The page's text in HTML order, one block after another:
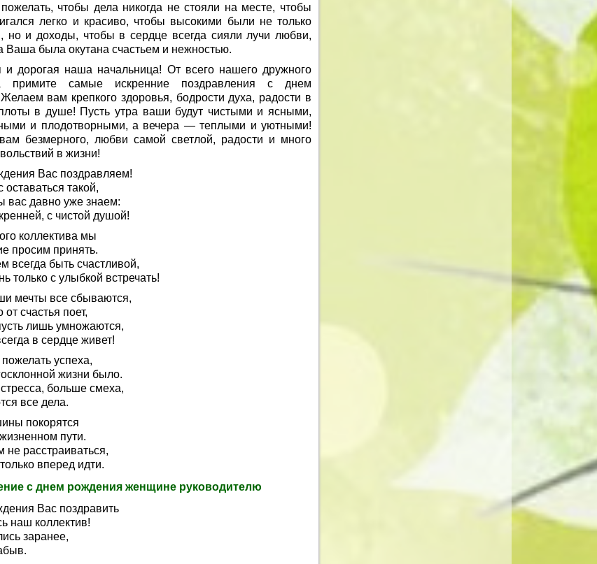
чтобы дела никогда не стояли на месте, чтобы
легко и красиво, чтобы высокими были не только
но и доходы, чтобы в сердце всегда сияли лучи любви,
Ваша была окутана счастьем и нежностью.
и дорогая наша начальница! От всего нашего дружного
примите самые искренние поздравления с днем
вам крепкого здоровья, бодрости духа, радости в
в душе! Пусть утра ваши будут чистыми и ясными,
и плодотворными, а вечера — теплыми и уютными!
безмерного, любви самой светлой, радости и много
в жизни!
Вас поздравляем!
такой,
вас давно уже знаем:
с чистой душой!
коллектива мы
просим принять.
всегда быть счастливой,
только с улыбкой встречать!
мечты все сбываются,
счастья поет,
лишь умножаются,
в сердце живет!
успеха,
жизни было.
больше смеха,
все дела.
покорятся
пути.
не расстраиваться,
вперед идти.
с днем рождения женщине руководителю
Вас поздравить
наш коллектив!
заранее,